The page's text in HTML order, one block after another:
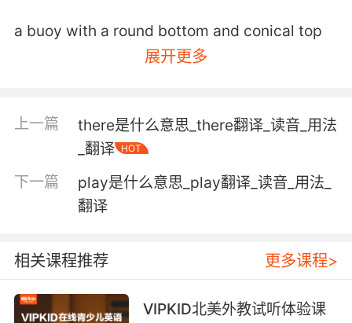
a buoy with a round bottom and conical top
"he deserves a good kick in the butt"
"are you going to sit on your fanny and do
a plumbing fixture for defecation and
a room or building equipped with one or more
toilets
展开更多
上一篇
there是什么意思_there翻译_读音_用法
_翻译
HOT
下一篇
play是什么意思_play翻译_读音_用法_
翻译
相关课程推荐 更多课程>
VIPKID北美外教试听体验课